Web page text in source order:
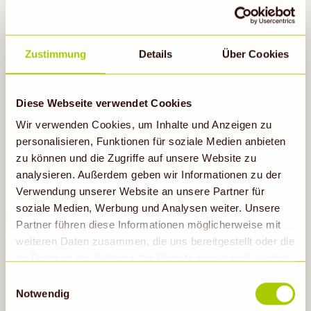
Zustimmung Details Über Cookies
Diese Webseite verwendet Cookies
Wir verwenden Cookies, um Inhalte und Anzeigen zu
personalisieren, Funktionen für soziale Medien anbieten
zu können und die Zugriffe auf unsere Website zu
analysieren. Außerdem geben wir Informationen zu der
Verwendung unserer Website an unsere Partner für
soziale Medien, Werbung und Analysen weiter. Unsere
Partner führen diese Informationen möglicherweise mit
weiteren Daten zusammen, die uns bereitgestellt oder die
erhobenen Daten in den USA durch Google: Unsere
Notwendig
Melonenbowle mit Prosecco und
Basilikum
12h
Rezept ansehen